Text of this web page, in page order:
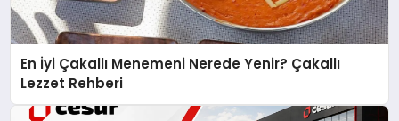
En İyi Çakallı Menemeni Nerede Yenir? Çakallı
Lezzet Rehberi